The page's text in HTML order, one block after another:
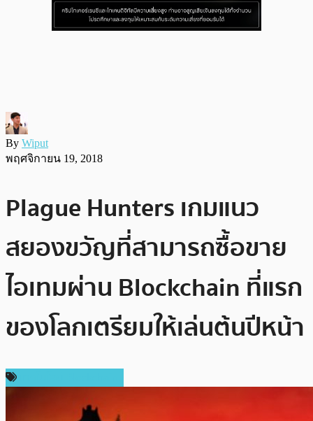
By Wiput
พฤศจิกายน 19, 2018
Plague Hunters เกมแนว
สยองขวัญที่สามารถซื้อขาย
ไอเทมผ่าน Blockchain ที่แรก
ของโลกเตรียมให้เล่นต้นปีหน้า